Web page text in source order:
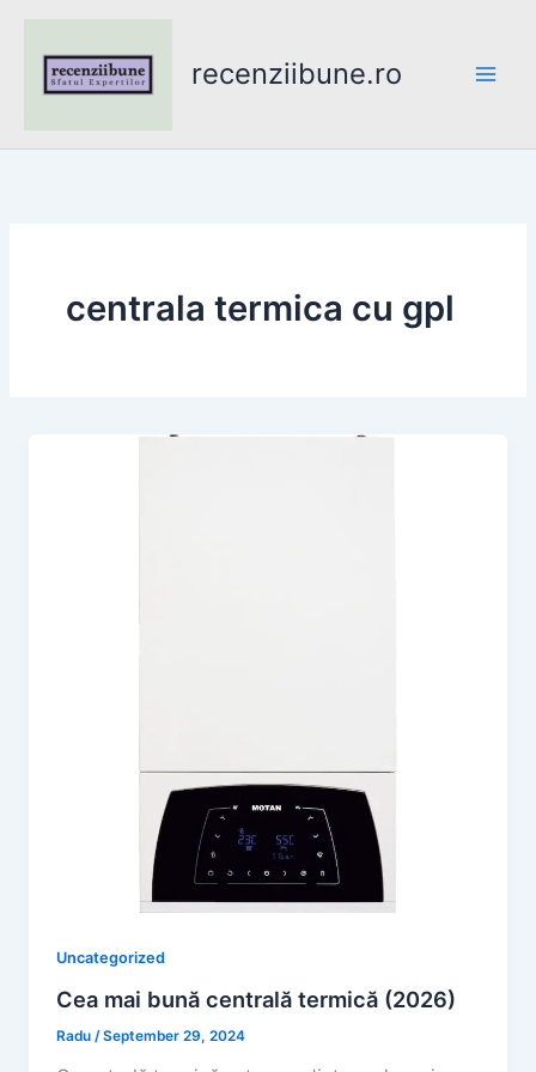
content
recenziibune.ro
centrala termica cu gpl
Uncategorized
Cea mai bună centrală termică (2026)
Radu/September 29, 2024